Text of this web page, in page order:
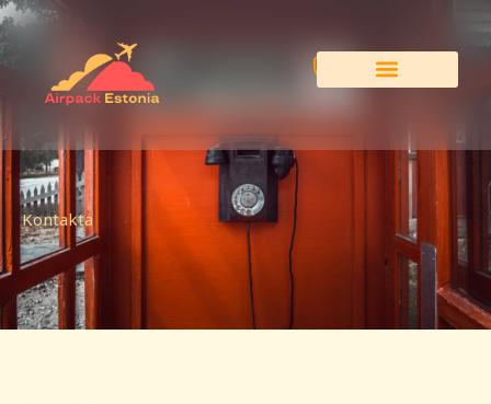
Hoppa
till
innehåll
Kontakta